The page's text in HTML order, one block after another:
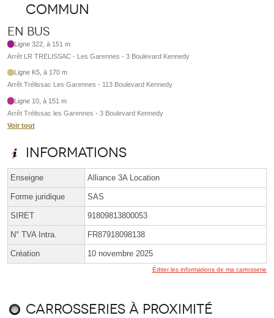
commun
En bus
Ligne 322, à 151 m
Arrêt LR TRELISSAC - Les Garennes - 3 Boulevard Kennedy
Ligne K5, à 170 m
Arrêt Trélissac Les Garennes - 113 Boulevard Kennedy
Ligne 10, à 151 m
Arrêt Trélissac les Garennes - 3 Boulevard Kennedy
Voir tout
Informations
Enseigne Alliance 3A Location
Forme juridique SAS
SIRET 91809813800053
N° TVA Intra. FR87918098138
Création 10 novembre 2025
Éditer les informations de ma carrosserie
Carrosseries à proximité